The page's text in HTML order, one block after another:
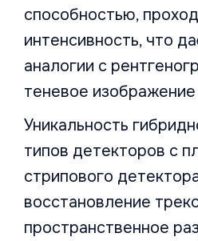
способностью,
интенсивность, что
аналогии с
теневое
Уникальность
типов детекторов с
стрипового
восстановление
пространственное